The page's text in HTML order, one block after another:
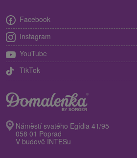
Facebook
Instagram
YouTube
TikTok
Náměstí svatého Egídia 41/95
058 01 Poprad
V budově INTESu